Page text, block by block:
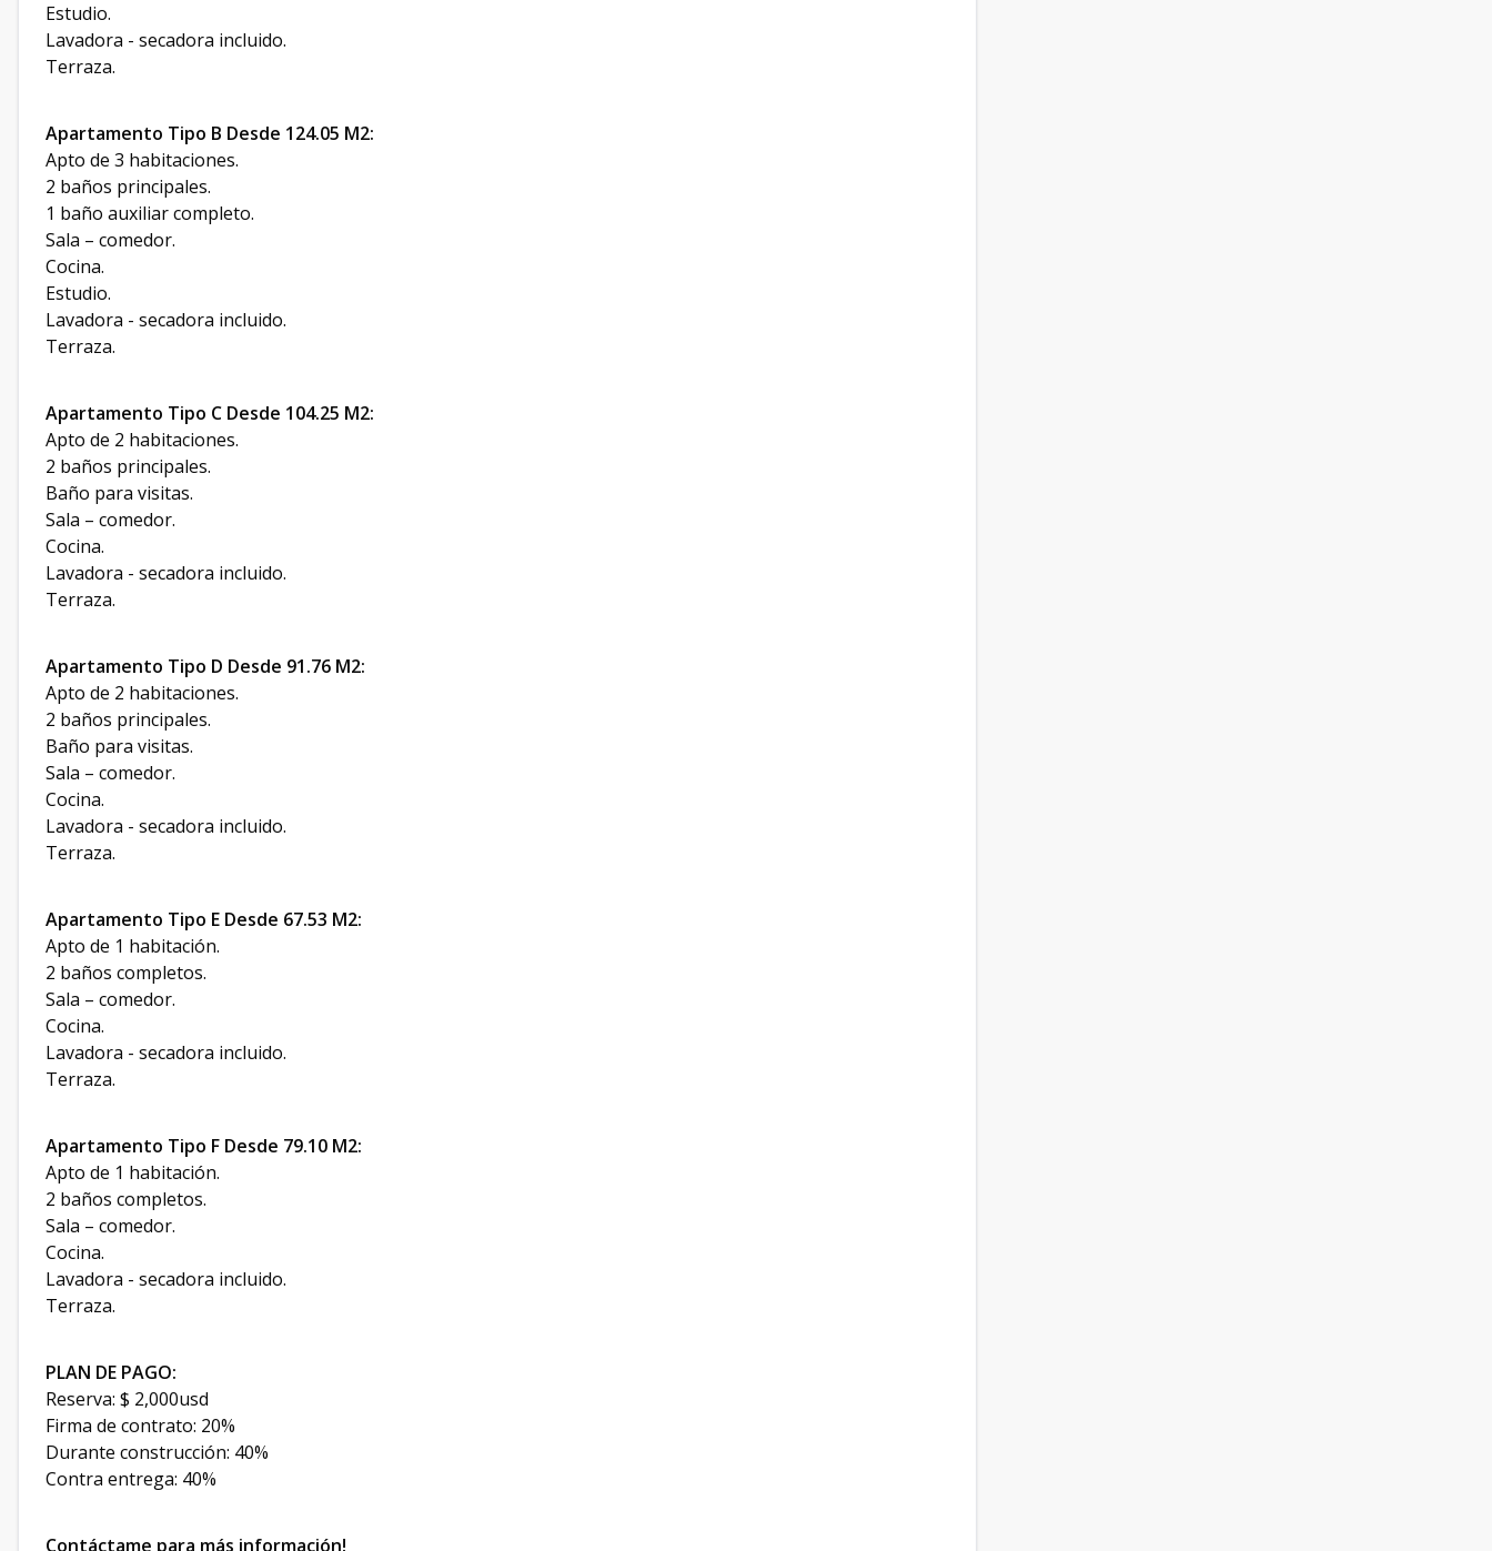
Estudio.
Lavadora - secadora incluido.
Terraza.
Apartamento Tipo B Desde 124.05 M2:
Apto de 3 habitaciones.
2 baños principales.
1 baño auxiliar completo.
Sala – comedor.
Cocina.
Estudio.
Lavadora - secadora incluido.
Terraza.
Apartamento Tipo C Desde 104.25 M2:
Apto de 2 habitaciones.
2 baños principales.
Baño para visitas.
Sala – comedor.
Cocina.
Lavadora - secadora incluido.
Terraza.
Apartamento Tipo D Desde 91.76 M2:
Apto de 2 habitaciones.
2 baños principales.
Baño para visitas.
Sala – comedor.
Cocina.
Lavadora - secadora incluido.
Terraza.
Apartamento Tipo E Desde 67.53 M2:
Apto de 1 habitación.
2 baños completos.
Sala – comedor.
Cocina.
Lavadora - secadora incluido.
Terraza.
Apartamento Tipo F Desde 79.10 M2:
Apto de 1 habitación.
2 baños completos.
Sala – comedor.
Cocina.
Lavadora - secadora incluido.
Terraza.
PLAN DE PAGO:
Reserva: $ 2,000usd
Firma de contrato: 20%
Durante construcción: 40%
Contra entrega: 40%
Contáctame para más información!